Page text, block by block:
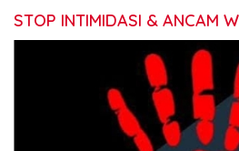
STOP INTIMIDASI & ANCAM